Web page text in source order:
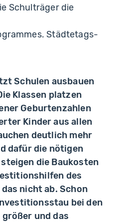
Schulträger die
Städtetags-
Schulen ausbauen
Klassen platzen
Geburtenzahlen
Kinder aus allen
deutlich mehr
dafür die nötigen
steigen die Baukosten
des
nicht ab. Schon
bei den
und das